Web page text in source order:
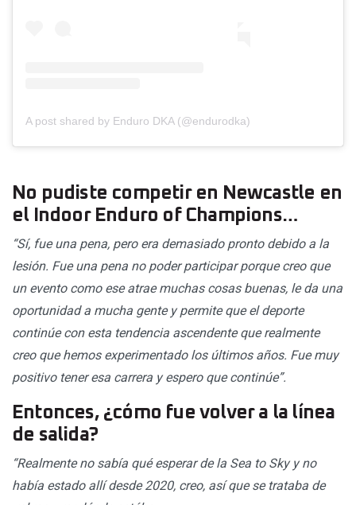
A post shared by Enduro DKA (@endurodka)
No pudiste competir en Newcastle en
el Indoor Enduro of Champions…
“Sí, fue una pena, pero era demasiado pronto debido a la
lesión. Fue una pena no poder participar porque creo que
un evento como ese atrae muchas cosas buenas, le da una
oportunidad a mucha gente y permite que el deporte
continúe con esta tendencia ascendente que realmente
creo que hemos experimentado los últimos años. Fue muy
positivo tener esa carrera y espero que continúe”.
Entonces, ¿cómo fue volver a la línea
de salida?
“Realmente no sabía qué esperar de la Sea to Sky y no
había estado allí desde 2020, creo, así que se trataba de